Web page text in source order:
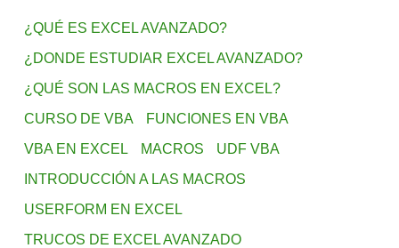
¿QUÉ ES EXCEL AVANZADO?
¿DONDE ESTUDIAR EXCEL AVANZADO?
¿QUÉ SON LAS MACROS EN EXCEL?
CURSO DE VBA
FUNCIONES EN VBA
VBA EN EXCEL
MACROS
UDF VBA
INTRODUCCIÓN A LAS MACROS
USERFORM EN EXCEL
TRUCOS DE EXCEL AVANZADO